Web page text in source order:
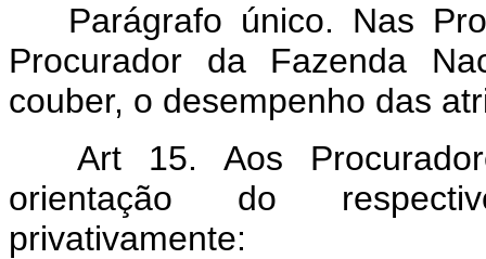
Parágrafo único. Nas
Procurador da Fazenda
couber, o desempenho das
Art 15. Aos
orientação do
privativamente: